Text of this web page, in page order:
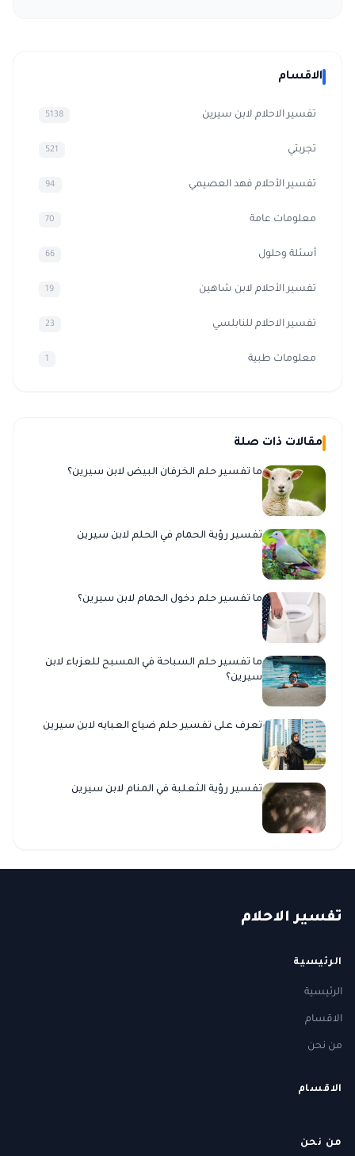
الاقسام
تفسير الاحلام لابن سيرين 5138
تجربتي 521
تفسير الأحلام فهد العصيمي 94
معلومات عامة 70
أسئلة وحلول 66
تفسير الأحلام لابن شاهين 19
تفسير الاحلام للنابلسي 23
معلومات طبية 1
مقالات ذات صلة
ما تفسير حلم الخرفان البيض لابن سيرين؟
تفسير رؤية الحمام في الحلم لابن سيرين
ما تفسير حلم دخول الحمام لابن سيرين؟
ما تفسير حلم السباحة في المسبح للعزباء لابن
سيرين؟
تعرف على تفسير حلم ضياع العبايه لابن سيرين
تفسير رؤية الثعلبة في المنام لابن سيرين
تفسير الاحلام
الرئيسية
الرئيسية
الاقسام
من نحن
الاقسام
من نحن